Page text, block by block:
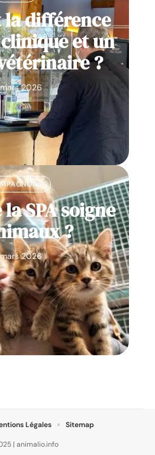
la différence
et un
?
2026
SPA soigne
?
2026
| animalio.info
Légales Sitemap